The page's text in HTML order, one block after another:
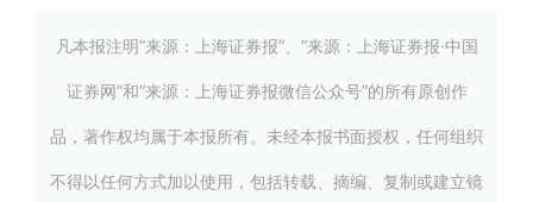
凡本报注明“来源：上海证券报”、“来源：上海证券报·中国
证券网”和“来源：上海证券报微信公众号”的所有原创作
品，著作权均属于本报所有。未经本报书面授权，任何组织
不得以任何方式加以使用，包括转载、摘编、复制或建立镜